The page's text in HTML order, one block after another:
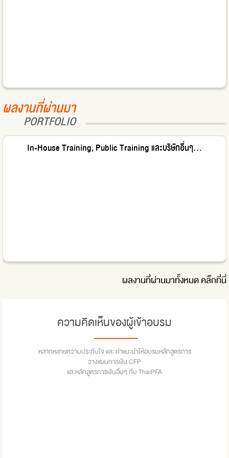
ผลงานที่ผ่านมา
PORTFOLIO
In-House Training, Public Training และบริษัทอื่นๆ...
ผลงานที่ผ่านมาทั้งหมดคลิ๊กที่นี่
ความคิดเห็นของผู้เข้าอบรม
หลากหลายความประทับใจ และ คำแนะนำให้อบรมหลักสูตรการ
วางแผนการเงิน CFP
และหลักสูตรการเงินอื่นๆ กับ ThaiPFA